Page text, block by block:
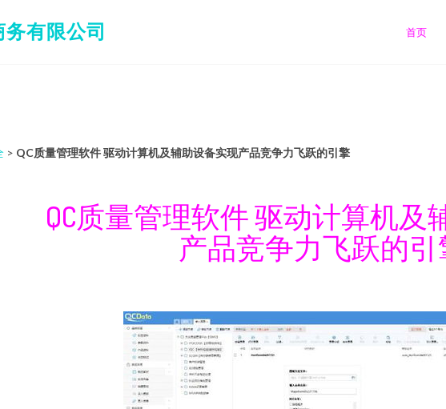
有限公司 首页
> QC质量管理软件 驱动计算机及辅助设备实现产品竞争力飞跃的引擎
QC质量管理软件 驱动计算机及
产品竞争力飞跃的引